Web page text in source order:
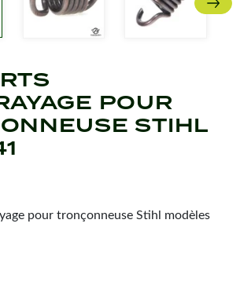
POUR
STIHL
pour tronçonneuse Stihl modèles